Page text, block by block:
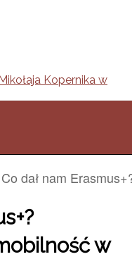
Kopernika w
Co dał nam
w